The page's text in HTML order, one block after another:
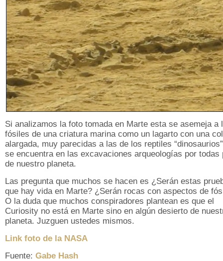
Si analizamos la foto tomada en Marte esta se asemeja a
fósiles de una criatura marina como un lagarto con una
alargada, muy parecidas a las de los reptiles
se encuentra en las excavaciones arqueologías por todas
de nuestro planeta.
Las pregunta que muchos se hacen es ¿Serán estas
que hay vida en Marte? ¿Serán rocas con aspectos de
O la duda que muchos conspiradores plantean es que el
Curiosity no está en Marte sino en algún desierto de
planeta. Juzguen ustedes mismos.
Link foto de la NASA
Fuente: Gabe Hash